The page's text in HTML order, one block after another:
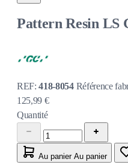
Pattern Resin LS
REF:418-8054 Référence
125,99 €
Quantité
Au panier Au panier